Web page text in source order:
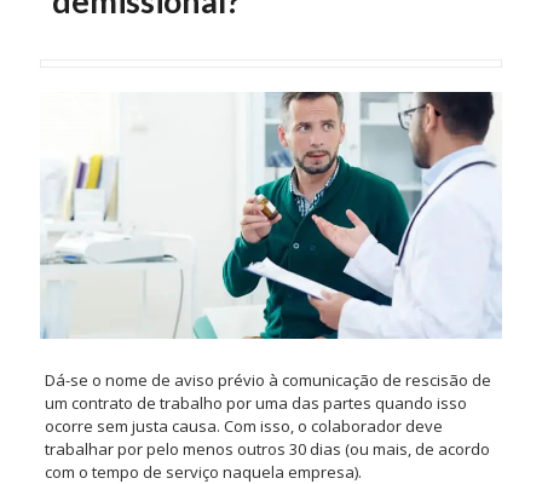
Dá-se o nome de aviso prévio à comunicação de rescisão de
um contrato de trabalho por uma das partes quando isso
ocorre sem justa causa. Com isso, o colaborador deve
trabalhar por pelo menos outros 30 dias (ou mais, de acordo
com o tempo de serviço naquela empresa).